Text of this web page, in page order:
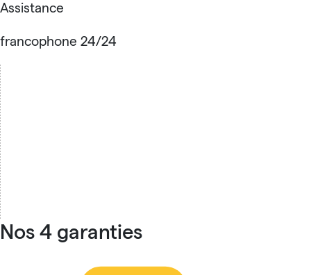
Assistance
francophone 24/24
Nos 4 garanties